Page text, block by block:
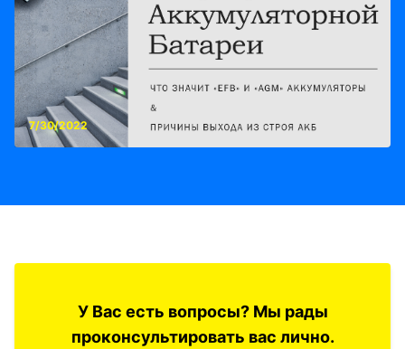
7/30/2022
У Вас есть вопросы? Мы рады
проконсультировать вас лично.